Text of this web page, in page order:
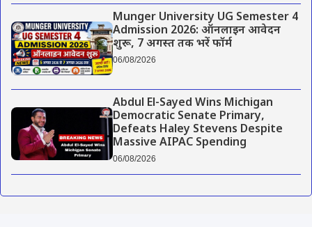
Munger University UG Semester 4
Admission 2026: ऑनलाइन आवेदन
शुरू, 7 अगस्त तक भरें फॉर्म
06/08/2026
Abdul El-Sayed Wins Michigan
Democratic Senate Primary,
Defeats Haley Stevens Despite
Massive AIPAC Spending
06/08/2026